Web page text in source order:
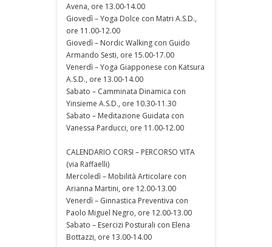
Avena, ore 13.00-14.00
Giovedì – Yoga Dolce con Matri A.S.D.,
ore 11.00-12.00
Giovedì – Nordic Walking con Guido
Armando Sesti, ore 15.00-17.00
Venerdì – Yoga Giapponese con Katsura
A.S.D., ore 13.00-14.00
Sabato – Camminata Dinamica con
Yinsieme A.S.D., ore 10.30-11.30
Sabato – Meditazione Guidata con
Vanessa Parducci, ore 11.00-12.00
CALENDARIO CORSI – PERCORSO VITA
(via Raffaelli)
Mercoledì – Mobilità Articolare con
Arianna Martini, ore 12.00-13.00
Venerdì – Ginnastica Preventiva con
Paolo Miguel Negro, ore 12.00-13.00
Sabato – Esercizi Posturali con Elena
Bottazzi, ore 13.00-14.00